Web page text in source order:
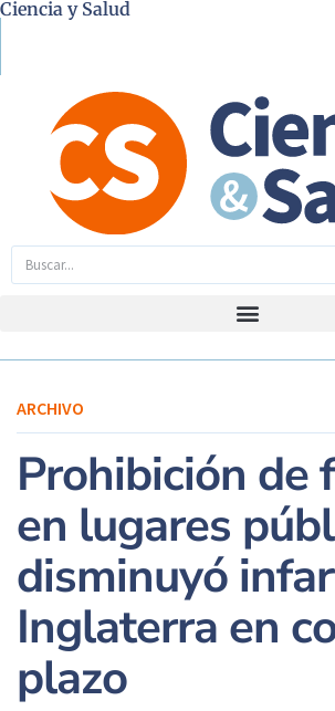
Ciencia y Salud
ARCHIVO
Prohibición de
en lugares
disminuyó
Inglaterra en
plazo